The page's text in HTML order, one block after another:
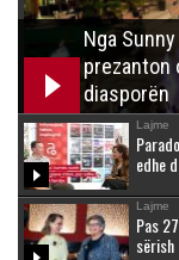
Nga
prezanton
diasporën
Lajme
edhe
Lajme
Pas
sërish